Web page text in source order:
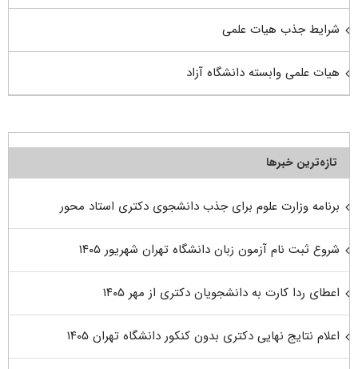
شرایط جذب هیات علمی
هیات علمی وابسته دانشگاه آزاد
تازه‌ترین خبرها
برنامه وزارت علوم برای جذب دانشجوی دکتری استاد محور
شروع ثبت نام آزمون زبان دانشگاه تهران شهریور ۱۴۰۵
اعطای ردا کارت به دانشجویان دکتری از مهر ۱۴۰۵
اعلام نتایج نهایی دکتری بدون کنکور دانشگاه تهران ۱۴۰۵